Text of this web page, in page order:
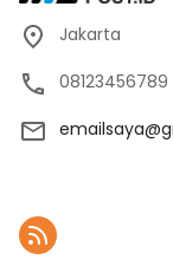
Jakarta
08123456789